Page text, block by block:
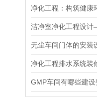
洁净室净化工程设
净化工程排水系统装
GMP车间有哪些建设